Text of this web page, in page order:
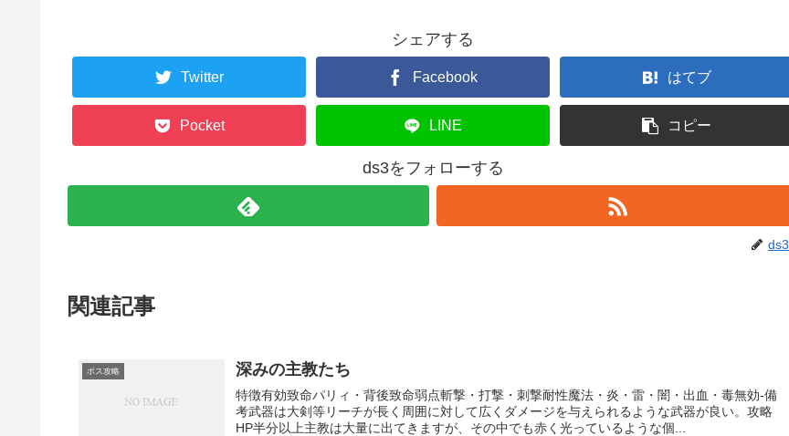
シェアする
Twitter Facebook はてブ
Pocket LINE コピー
ds3をフォローする
ds3
関連記事
ボス攻略 深みの主教たち
特徴有効致命パリィ・背後致命弱点斬撃・打撃・刺撃耐性魔法・炎・雷・闇・出血・毒無効-備
考武器は大剣等リーチが長く周囲に対して広くダメージを与えられるような武器が良い。攻略
HP半分以上主教は大量に出てきますが、その中でも赤く光っているような個...